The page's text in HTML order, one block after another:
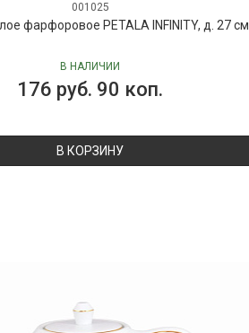
001025
фарфоровое PETALA INFINITY, д. 27 см
В НАЛИЧИИ
176 руб. 90 коп.
В КОРЗИНУ